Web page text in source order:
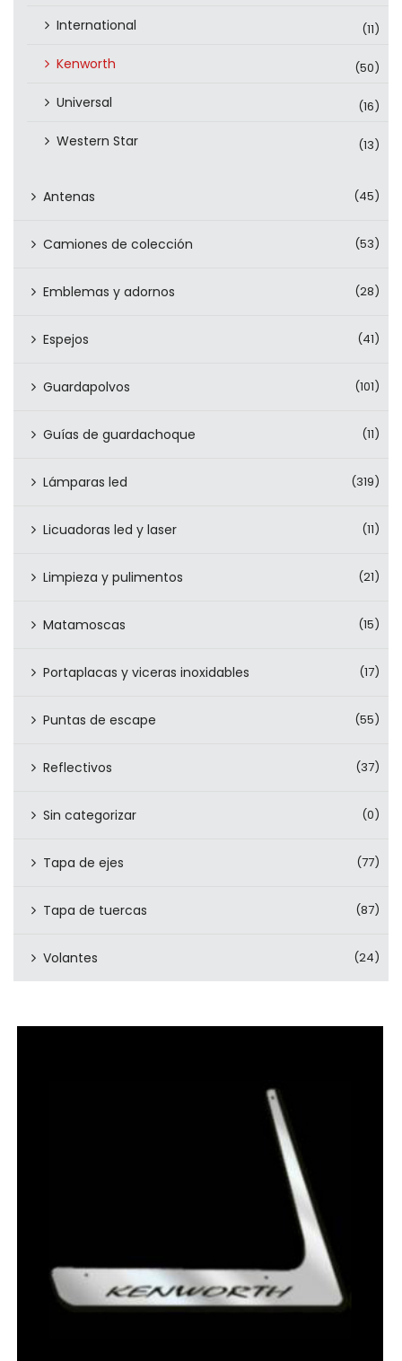
International (11)
Kenworth (50)
Universal (16)
Western Star (13)
Antenas (45)
Camiones de colección (53)
Emblemas y adornos (28)
Espejos (41)
Guardapolvos (101)
Guías de guardachoque (11)
Lámparas led (319)
Licuadoras led y laser (11)
Limpieza y pulimentos (21)
Matamoscas (15)
Portaplacas y viceras inoxidables (17)
Puntas de escape (55)
Reflectivos (37)
Sin categorizar (0)
Tapa de ejes (77)
Tapa de tuercas (87)
Volantes (24)